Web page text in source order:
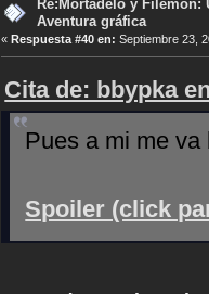
Re:Mortadelo y Filemón:
Aventura gráfica
«Respuesta #40 en: Septiembre 23,
Cita de: bbypka
Pues a mi me
Spoiler (click